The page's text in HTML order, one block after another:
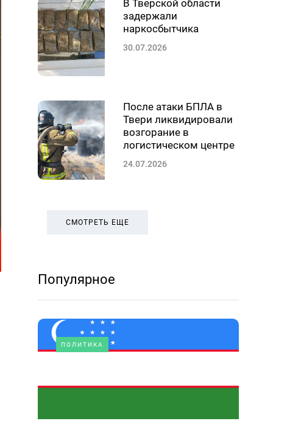
В Тверской области
задержали
наркосбытчика
30.07.2026
После атаки БПЛА в
Твери ликвидировали
возгорание в
логистическом центре
24.07.2026
СМОТРЕТЬ ЕЩЕ
Популярное
ПОЛИТИКА